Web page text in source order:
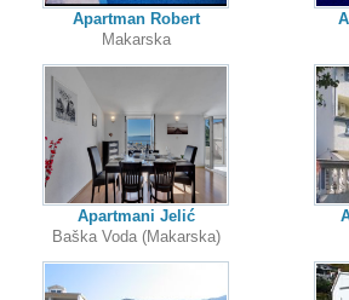
Apartman Robert
Makarska
Apartmani Jelić
Baška Voda (Makarska)